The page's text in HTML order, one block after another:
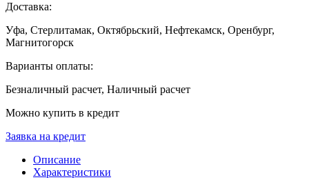
Доставка:
Уфа, Стерлитамак, Октябрьский, Нефтекамск, Оренбург,
Магнитогорск
Варианты оплаты:
Безналичный расчет, Наличный расчет
Можно купить в кредит
Заявка на кредит
Описание
Характеристики